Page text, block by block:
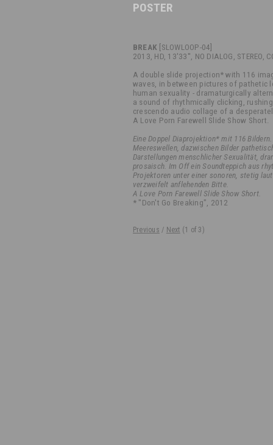
POSTER
BREAK [SLOWLOOP-04]
2013, HD, 13'33'', NO DIALOG, STEREO,
A double slide projection* with 116
waves, in between pictures of pathetic
human sexuality - dramaturgically
a sound of rhythmically clicking,
crescendo audio collage of a
A Love Porn Farewell Slide Show Short.
Eine Doppel Diaprojektion* mit 116
Meereswellen, dazwischen Bilder
Darstellungen menschlicher Sexualität,
prosaisch. Im Off ein Soundteppich aus
Projektoren unter einer sonoren, stetig
verzweifelt anflehenden Bitte.
A Love Porn Farewell Slide Show Short.
* "Don't Go Breaking", 2012
Previous / Next (1 of 3)